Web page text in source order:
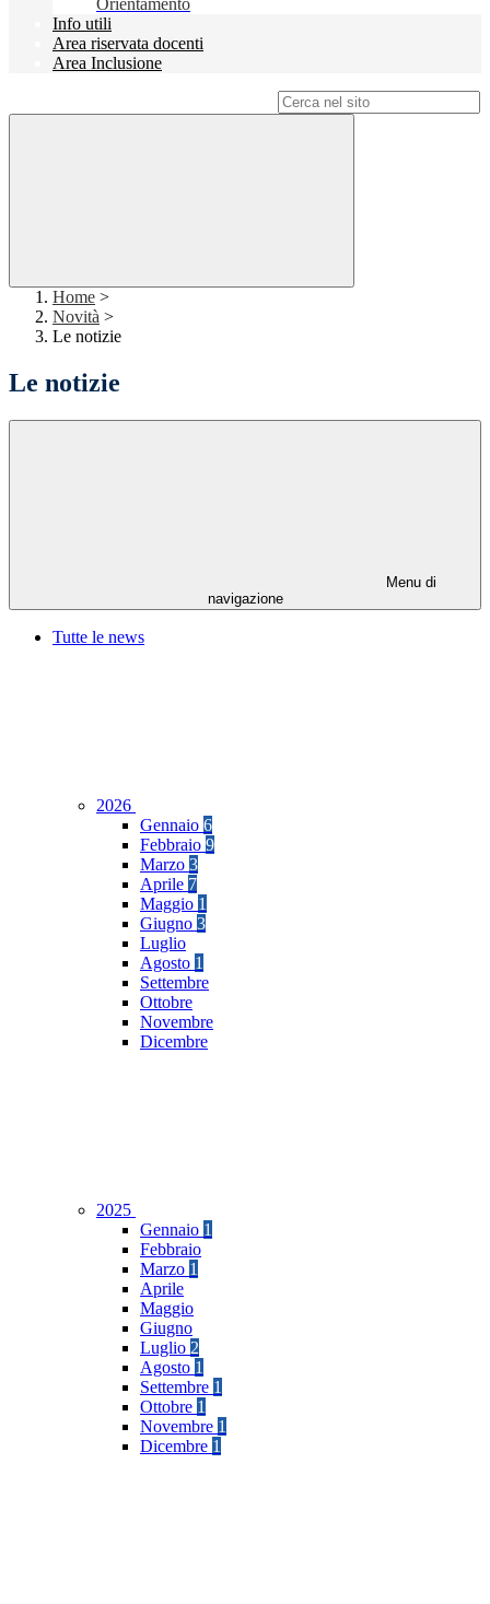
Orientamento
Info utili
Area riservata docenti
Area Inclusione
Home >
Novità >
Le notizie
Le notizie
Menu di
navigazione
Tutte le news
2026
Gennaio 6
Febbraio 9
Marzo 3
Aprile 7
Maggio 1
Giugno 3
Luglio
Agosto 1
Settembre
Ottobre
Novembre
Dicembre
2025
Gennaio 1
Febbraio
Marzo 1
Aprile
Maggio
Giugno
Luglio 2
Agosto 1
Settembre 1
Ottobre 1
Novembre 1
Dicembre 1